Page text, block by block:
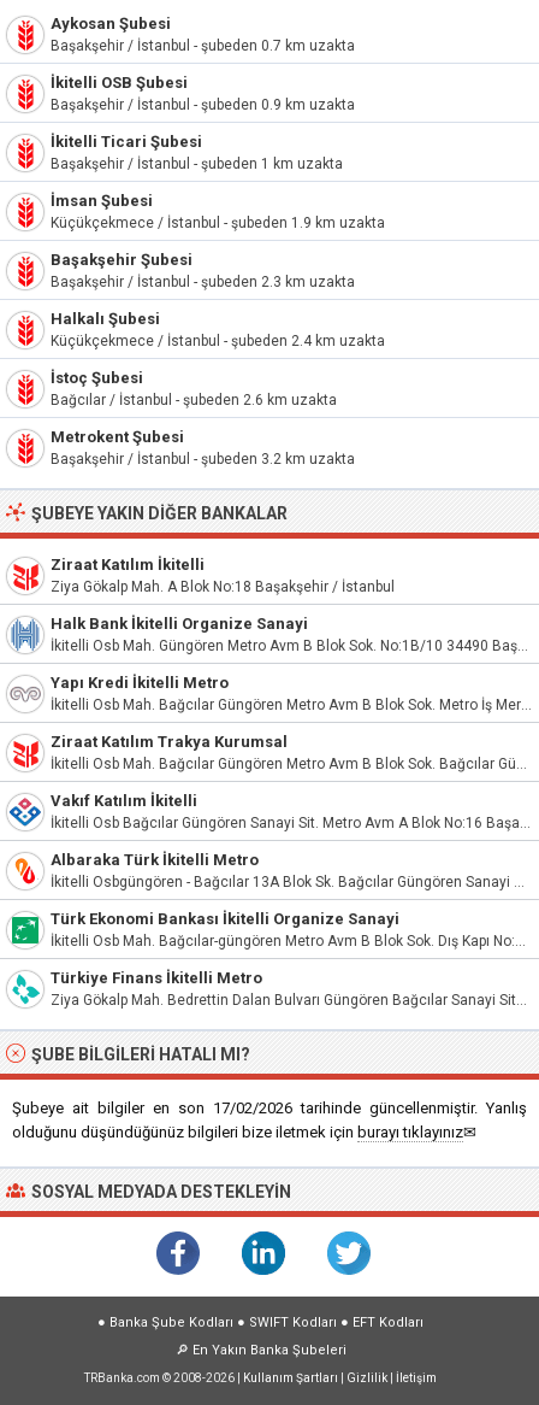
Aykosan Şubesi
Başakşehir / İstanbul - şubeden 0.7 km uzakta
İkitelli OSB Şubesi
Başakşehir / İstanbul - şubeden 0.9 km uzakta
İkitelli Ticari Şubesi
Başakşehir / İstanbul - şubeden 1 km uzakta
İmsan Şubesi
Küçükçekmece / İstanbul - şubeden 1.9 km uzakta
Başakşehir Şubesi
Başakşehir / İstanbul - şubeden 2.3 km uzakta
Halkalı Şubesi
Küçükçekmece / İstanbul - şubeden 2.4 km uzakta
İstoç Şubesi
Bağcılar / İstanbul - şubeden 2.6 km uzakta
Metrokent Şubesi
Başakşehir / İstanbul - şubeden 3.2 km uzakta
ŞUBEYE YAKIN DIĞER BANKALAR
Ziraat Katılım İkitelli
Ziya Gökalp Mah. A Blok No:18 Başakşehir / İstanbul
Halk Bank İkitelli Organize Sanayi
İkitelli Osb Mah. Güngören Metro Avm B Blok Sok. No:1B/10 34490 Başakşehir
Yapı Kredi İkitelli Metro
İkitelli Osb Mah. Bağcılar Güngören Metro Avm B Blok Sok. Metro İş Merk. Apt. No:1 B/12 Başakşehir/İst. Başakşehir / İstanbul
Ziraat Katılım Trakya Kurumsal
İkitelli Osb Mah. Bağcılar Güngören Metro Avm B Blok Sok. Bağcılar Güngören San. Sit. Avm B Blk No:1B/34 Başakşehir / İstanbul
Vakıf Katılım İkitelli
İkitelli Osb Bağcılar Güngören Sanayi Sit. Metro Avm A Blok No:16 Başakşehir/İstanbul
Albaraka Türk İkitelli Metro
İkitelli Osbgüngören - Bağcılar 13A Blok Sk. Bağcılar Güngören Sanayi Sitesi Avm A Blok No:1A/1 34490
Türk Ekonomi Bankası İkitelli Organize Sanayi
İkitelli Osb Mah. Bağcılar-güngören Metro Avm B Blok Sok. Dış Kapı No:1/B İç Kapı No:13 Küçükçekmece/İstanbul
Türkiye Finans İkitelli Metro
Ziya Gökalp Mah. Bedrettin Dalan Bulvarı Güngören Bağcılar Sanayi Sitesi Metro İş Merkezi Apt/Site. B Blk. No:1 Bağcılar Başakşehir İstanbul
ŞUBE BILGILERI HATALI MI?
Şubeye ait bilgiler en son 17/02/2026 tarihinde güncellenmiştir. Yanlış
olduğunu düşündüğünüz bilgileri bize iletmek için burayı tıklayınız✉
SOSYAL MEDYADA DESTEKLEYIN
● Banka Şube Kodları ● SWIFT Kodları ● EFT Kodları
🔎 En Yakın Banka Şubeleri
TRBanka.com © 2008-2026 | Kullanım Şartları Gizlilik İletişim